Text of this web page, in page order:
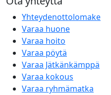
Yhteydenottolomake
Varaa huone
Varaa hoito
Varaa pöytä
Varaa Jätkänkämppä
Varaa kokous
Varaa ryhmämatka